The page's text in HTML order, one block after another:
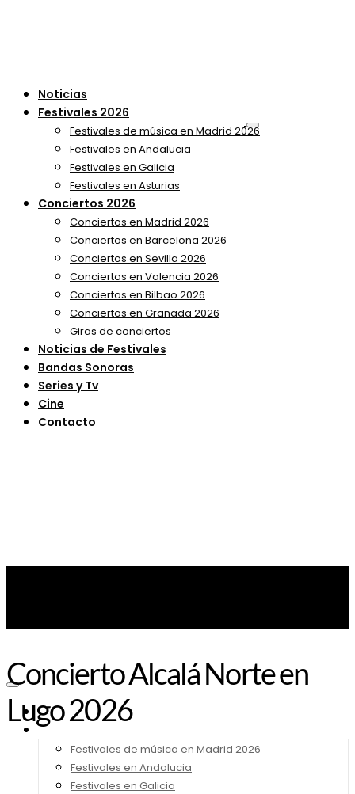
Noticias
Festivales 2026
Festivales de música en Madrid 2026
Festivales en Andalucia
Festivales en Galicia
Festivales en Asturias
Conciertos 2026
Conciertos en Madrid 2026
Conciertos en Barcelona 2026
Conciertos en Sevilla 2026
Conciertos en Valencia 2026
Conciertos en Bilbao 2026
Conciertos en Granada 2026
Giras de conciertos
Noticias de Festivales
Bandas Sonoras
Series y Tv
Cine
Contacto
Noticias
Festivales 2026
Festivales de música en Madrid 2026
Festivales en Andalucia
Festivales en Galicia
Concierto Alcalá Norte en
Lugo 2026